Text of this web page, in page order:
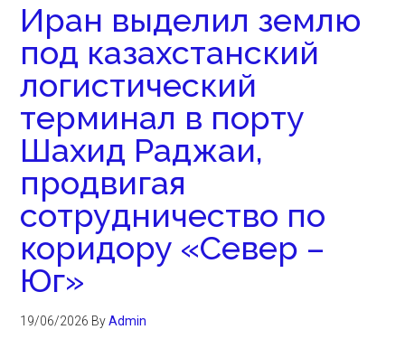
Иран выделил землю
под казахстанский
логистический
терминал в порту
Шахид Раджаи,
продвигая
сотрудничество по
коридору «Север –
Юг»
19/06/2026 ByAdmin